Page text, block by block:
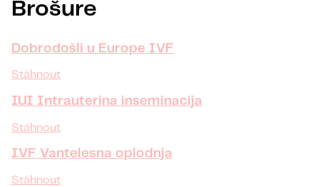
Brošure
Dobrodošli u Europe IVF
Stáhnout
IUI Intrauterina inseminacija
Stáhnout
IVF Vantelesna oplodnja
Stáhnout